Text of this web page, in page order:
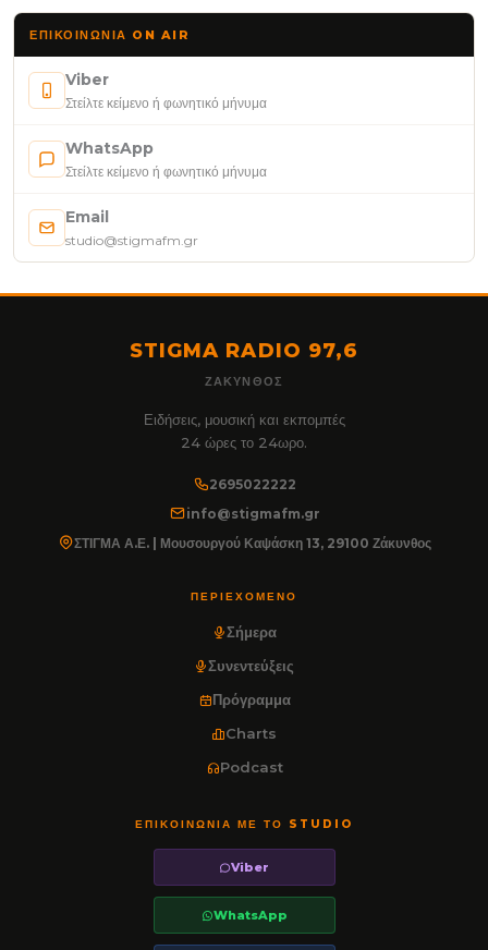
ΕΠΙΚΟΙΝΩΝΊΑ ON AIR
Viber
Στείλτε κείμενο ή φωνητικό μήνυμα
WhatsApp
Στείλτε κείμενο ή φωνητικό μήνυμα
Email
studio@stigmafm.gr
STIGMA RADIO 97,6
ΖΆΚΥΝΘΟΣ
Ειδήσεις, μουσική και εκπομπές
24 ώρες το 24ωρο.
2695022222
info@stigmafm.gr
ΣΤΙΓΜΑ Α.Ε. | Μουσουργού Καψάσκη 13, 29100 Ζάκυνθος
ΠΕΡΙΕΧΌΜΕΝΟ
Σήμερα
Συνεντεύξεις
Πρόγραμμα
Charts
Podcast
ΕΠΙΚΟΙΝΩΝΊΑ ΜΕ ΤΟ STUDIO
Viber
WhatsApp